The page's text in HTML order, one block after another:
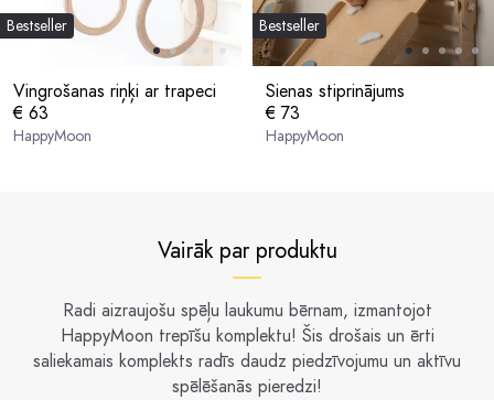
Bestseller
Vingrošanas riņķi ar trapeci
€ 63
HappyMoon
Bestseller
Sienas stiprinājums
€ 73
HappyMoon
Vairāk par produktu
Radi aizraujošu spēļu laukumu bērnam, izmantojot
HappyMoon trepīšu komplektu! Šis drošais un ērti
saliekamais komplekts radīs daudz piedzīvojumu un aktīvu
spēlēšanās pieredzi!